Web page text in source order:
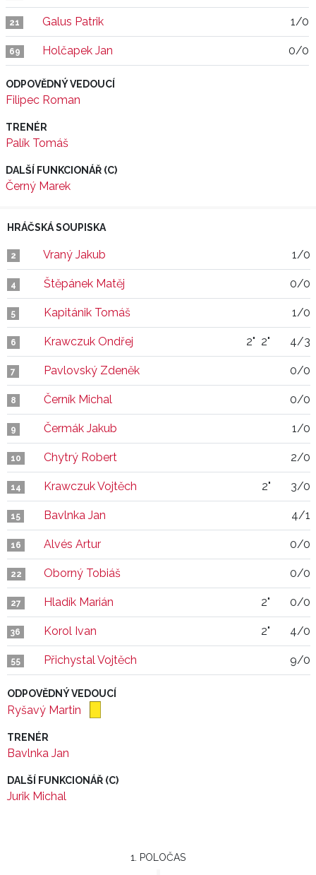
21 Galus Patrik 1/0
69 Holčapek Jan 0/0
ODPOVĚDNÝ VEDOUCÍ
Filipec Roman
TRENÉR
Palík Tomáš
DALŠÍ FUNKCIONÁŘ (C)
Černý Marek
HRÁČSKÁ SOUPISKA
2 Vraný Jakub 1/0
4 Štěpánek Matěj 0/0
5 Kapitánik Tomáš 1/0
6 Krawczuk Ondřej 2" 2" 4/3
7 Pavlovský Zdeněk 0/0
8 Černík Michal 0/0
9 Čermák Jakub 1/0
10 Chytrý Robert 2/0
14 Krawczuk Vojtěch 2" 3/0
15 Bavlnka Jan 4/1
16 Alvés Artur 0/0
22 Oborný Tobiáš 0/0
27 Hladík Marián 2" 0/0
36 Korol Ivan 2" 4/0
55 Přichystal Vojtěch 9/0
ODPOVĚDNÝ VEDOUCÍ
Ryšavý Martin
TRENÉR
Bavlnka Jan
DALŠÍ FUNKCIONÁŘ (C)
Jurik Michal
1. POLOČAS